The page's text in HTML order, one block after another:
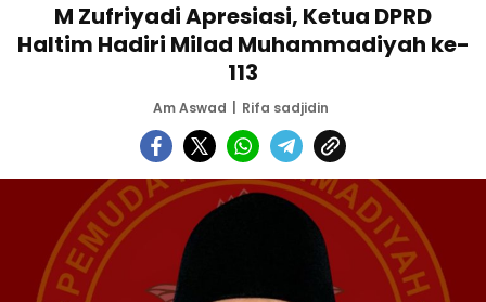
M Zufriyadi Apresiasi, Ketua DPRD
Haltim Hadiri Milad Muhammadiyah ke-
113
Am Aswad Rifa sadjidin